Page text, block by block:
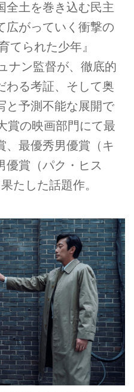
全土を巻き込む民主
広がっていく衝撃の
てられた少年』
ナン監督が、徹底的
わる考証、そして奥
と予測不能な展開で
賞の映画部門にて最
、最優秀男優賞（キ
優賞（パク・ヒス
たした話題作。